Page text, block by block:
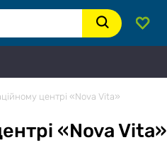
центрі «Nova Vita»
«Nova Vita»